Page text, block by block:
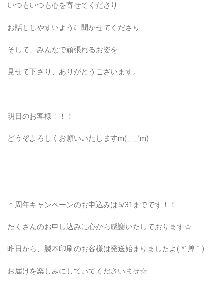
いつもいつも心を寄せてくださり
お話ししやすいように聞かせてくださり
そして、みんなで頑張れるお姿を
見せて下さり、ありがとうございます。
明日のお客様！！！
どうぞよろしくお願いいたしますm(_ _”m)
＊周年キャンペーンのお申込みは5/31までです！！
たくさんのお申し込みに心から感謝いたしております☆
昨日から、製本印刷のお客様は発送始まりましたよ( *´艸｀)
お届けを楽しみにしていてくださいませ☆